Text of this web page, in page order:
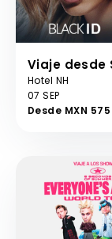
Viaje desde
Hotel NH
07 SEP
Desde MXN 575